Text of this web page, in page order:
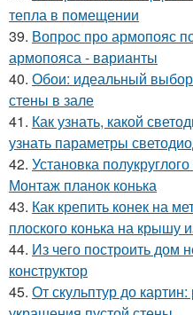
тепла в помещении
39. Вопрос про армопояс
армопояса - варианты
40. Обои: идеальный
стены в зале
41. Как узнать, какой
узнать параметры
42. Установка
Монтаж планок конька
43. Как крепить конек на
плоского конька на крышу
44. Из чего построить дом
конструктор
45. От скульптур до